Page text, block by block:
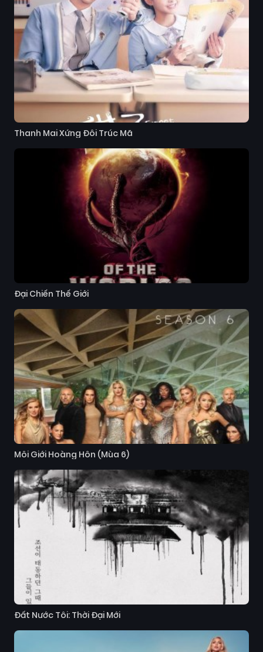
Thanh Mai Xứng Đôi Trúc Mã
Đại Chiến Thế Giới
Môi Giới Hoàng Hôn (Mùa 6)
Đất Nước Tôi: Thời Đại Mới